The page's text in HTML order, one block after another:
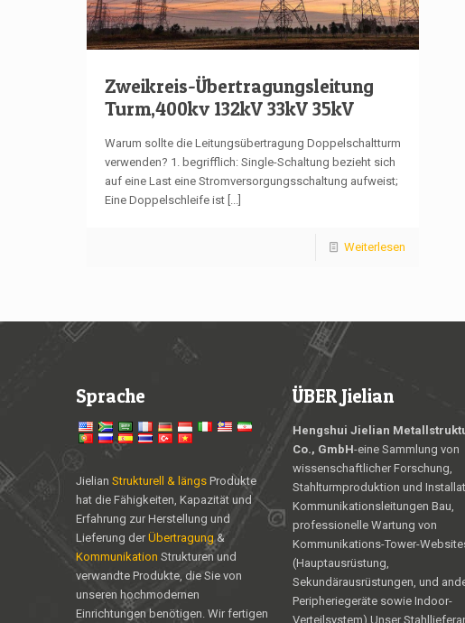
Zweikreis-Übertragungsleitung
Turm,400kv 132kV 33kV 35kV
Warum sollte die Leitungsübertragung Doppelschaltturm
verwenden? 1. begrifflich: Single-Schaltung bezieht sich
auf eine Last eine Stromversorgungsschaltung aufweist;
Eine Doppelschleife ist[...]
Weiterlesen
Sprache
Jielian Strukturell & längs Produkte
hat die Fähigkeiten, Kapazität und
Erfahrung zur Herstellung und
Lieferung der Übertragung&
Kommunikation Strukturen und
verwandte Produkte, die Sie von
unseren hochmodernen
Einrichtungen benötigen. Wir fertigen
ÜBER Jielian
Hengshui Jielian
Co., GmbH-eine Sammlung von
wissenschaftlicher Forschung,
Stahlturmproduktion und
Kommunikationsleitungen Bau,
professionelle Wartung von
Kommunikations-Tower-
(Hauptausrüstung,
Sekundärausrüstungen, und
Peripheriegeräte sowie Indoor-
Verteilsystem),Unser